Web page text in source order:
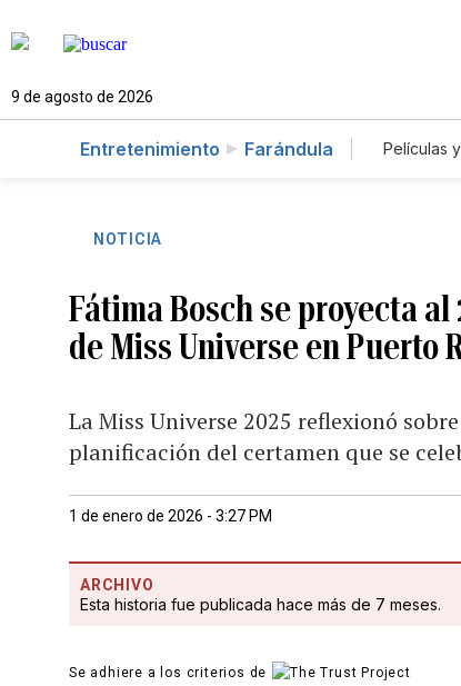
9 de agosto de 2026
Entretenimiento Farándula Películas
NOTICIA
Fátima Bosch se proyecta
de Miss Universe en Puerto
La Miss Universe 2025 reflexionó
planificación del certamen que se
1 de enero de 2026 - 3:27 PM
ARCHIVO
Esta historia fue publicada hace más de 7 meses.
Se adhiere a los criterios de